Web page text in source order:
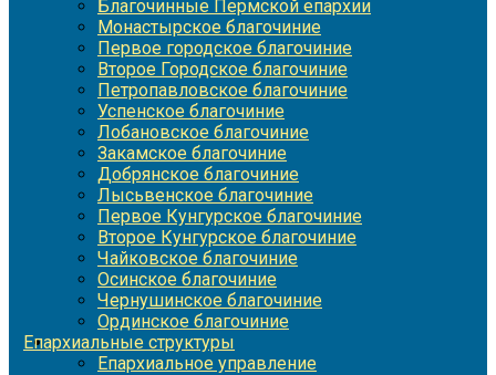
Благочинные Пермской епархии
Монастырское благочиние
Первое городское благочиние
Второе Городское благочиние
Петропавловское благочиние
Успенское благочиние
Лобановское благочиние
Закамское благочиние
Добрянское благочиние
Лысьвенское благочиние
Первое Кунгурское благочиние
Второе Кунгурское благочиние
Чайковское благочиние
Осинское благочиние
Чернушинское благочиние
Ординское благочиние
Епархиальные структуры
Епархиальное управление